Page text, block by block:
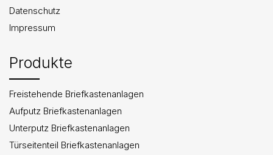
Datenschutz
Impressum
Produkte
Freistehende Briefkastenanlagen
Aufputz Briefkastenanlagen
Unterputz Briefkastenanlagen
Türseitenteil Briefkastenanlagen